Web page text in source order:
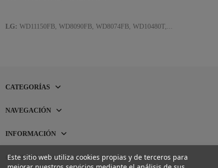
LG: WD11150FB, WD8090FB, WD8074FB, WD10480T,...
CATEGORÍAS
NAVEGACIÓN
INFORMACIÓN
CONTACTO
Este sitio web utiliza cookies propias y de terceros para